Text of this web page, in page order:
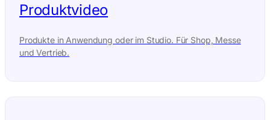
Produktvideo
Produkte in Anwendung oder im Studio. Für Shop, Messe
und Vertrieb.